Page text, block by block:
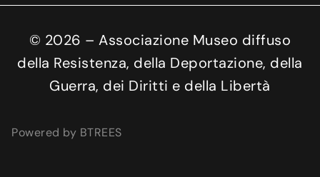
© 2026 – Associazione Museo diffuso
della Resistenza, della Deportazione, della
Guerra, dei Diritti e della Libertà
Powered by BTREES